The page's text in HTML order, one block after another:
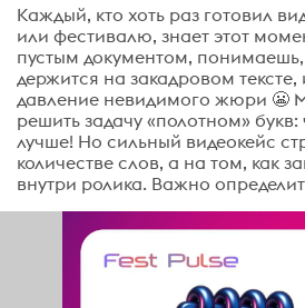
Каждый, кто хоть раз готовил
или фестивалю, знает этот
пустым документом, понимаешь,
держится на закадровом тексте,
давление невидимого жюри 😬
решить задачу «полотном»
лучше! Но сильный видеокейс
количестве слов, а на том, как
внутри ролика. Важно